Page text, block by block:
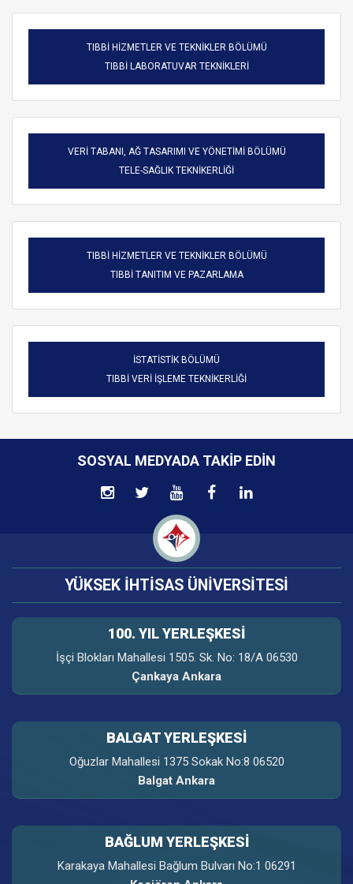
TIBBİ HİZMETLER VE TEKNİKLER BÖLÜMÜ
TIBBİ LABORATUVAR TEKNİKLERİ
VERİ TABANI, AĞ TASARIMI VE YÖNETİMİ BÖLÜMÜ
TELE-SAĞLIK TEKNİKERLİĞİ
TIBBİ HİZMETLER VE TEKNİKLER BÖLÜMÜ
TIBBİ TANITIM VE PAZARLAMA
İSTATİSTİK BÖLÜMÜ
TIBBİ VERİ İŞLEME TEKNİKERLİĞİ
SOSYAL MEDYADA TAKIP EDIN
YÜKSEK İHTİSAS ÜNİVERSİTESİ
100. YIL YERLEŞKESI
İşçi Blokları Mahallesi 1505. Sk. No: 18/A 06530
Çankaya Ankara
BALGAT YERLEŞKESİ
Oğuzlar Mahallesi 1375 Sokak No:8 06520
Balgat Ankara
BAĞLUM YERLEŞKESİ
Karakaya Mahallesi Bağlum Bulvarı No:1 06291